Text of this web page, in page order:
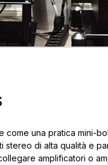
come una pratica mini-
stereo di alta qualità e
amplificatori o